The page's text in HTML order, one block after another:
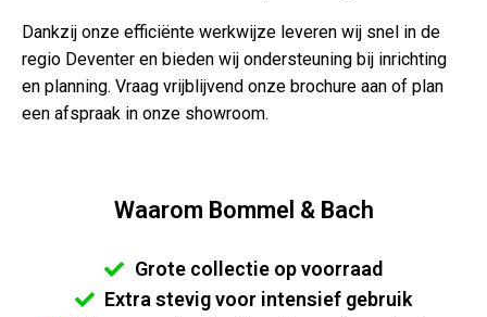
Dankzij onze efficiënte werkwijze leveren wij snel in de
regio Deventer en bieden wij ondersteuning bij inrichting
en planning. Vraag vrijblijvend onze brochure aan of plan
een afspraak in onze showroom.
Waarom Bommel & Bach
Grote collectie op voorraad
Extra stevig voor intensief gebruik